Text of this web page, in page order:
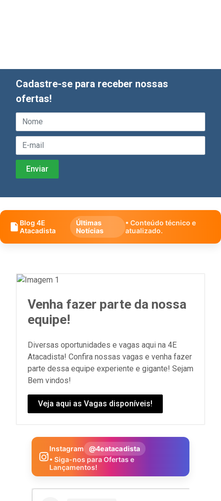
Cadastre-se para receber nossas
ofertas!
Blog 4E
Atacadista
Últimas
Notícias
• Conteúdo técnico e
atualizado.
Venha fazer parte da nossa
equipe!
Diversas oportunidades e vagas aqui na 4E
Atacadista! Confira nossas vagas e venha fazer
parte dessa equipe experiente e gigante! Sejam
Bem vindos!
Veja aqui as Vagas disponíveis!
Instagram
@4eatacadista
• Siga-nos para Ofertas e
Lançamentos!